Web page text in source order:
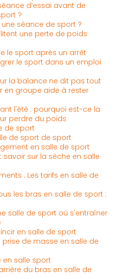
d’essai avant de
?
séance de sport ?
une perte de poids
le sport après un arrêt
le sport dans un emploi
la balance ne dit pas tout
en groupe aide à rester
l'été : pourquoi est-ce la
perdre du poids
de sport
de sport de sport
en salle de sport
savoir sur la sèche en salle
: Les tarifs en salle de
les bras en salle de sport :
salle de sport où s'entraîner
en salle de sport
de masse en salle de
en salle sport
du bras en salle de